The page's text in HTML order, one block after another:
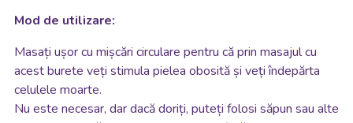
Mod de utilizare:
Masați ușor cu mișcări circulare pentru că prin masajul cu
acest burete veți stimula pielea obosită și veți îndepărta
celulele moarte.
Nu este necesar, dar dacă doriți, puteți folosi săpun sau alte